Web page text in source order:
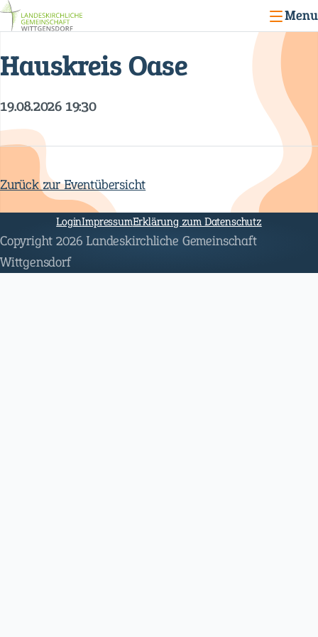
Menu
Hauskreis Oase
19.08.2026 19:30
Zurück zur Eventübersicht
überspringen
LoginImpressumErklärung zum Datenschutz
Copyright 2026 Landeskirchliche Gemeinschaft
Wittgensdorf